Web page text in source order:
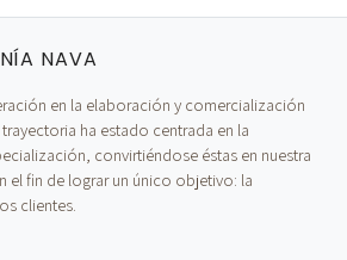
NAVA
en la elaboración y comercialización
ha estado centrada en la
convirtiéndose éstas en nuestra
el fin de lograr un único objetivo: la
clientes.